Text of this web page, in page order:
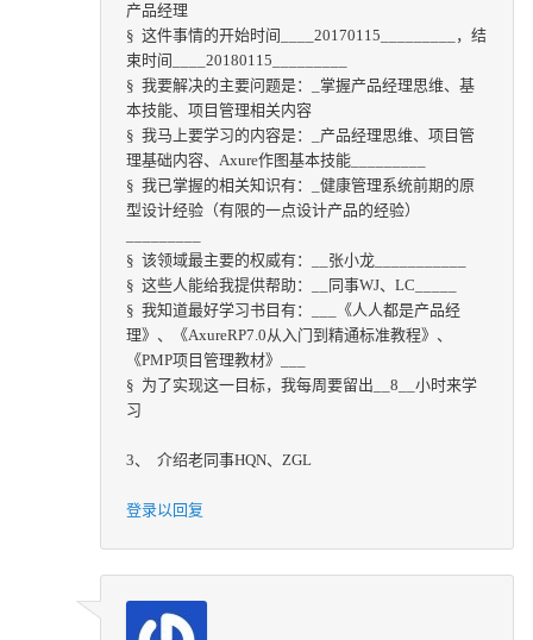
产品经理
§ 这件事情的开始时间____20170115_________，结
束时间____20180115_________
§ 我要解决的主要问题是：_掌握产品经理思维、基
本技能、项目管理相关内容
§ 我马上要学习的内容是：_产品经理思维、项目管
理基础内容、Axure作图基本技能_________
§ 我已掌握的相关知识有：_健康管理系统前期的原
型设计经验（有限的一点设计产品的经验）
§ 该领域最主要的权威有：__张小龙___________
§ 这些人能给我提供帮助：__同事WJ、LC_____
§ 我知道最好学习书目有：___《人人都是产品经
理》、《AxureRP7.0从入门到精通标准教程》、
《PMP项目管理教材》___
§ 为了实现这一目标，我每周要留出__8__小时来学
习
3、 介绍老同事HQN、ZGL
登录以回复